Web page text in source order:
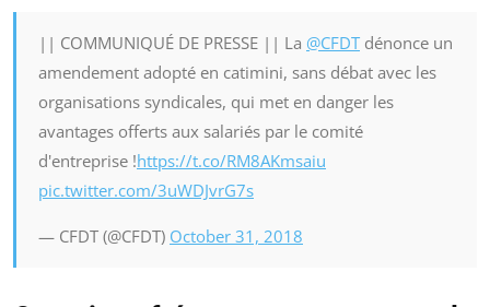
|| COMMUNIQUÉ DE PRESSE || La @CFDT dénonce un
amendement adopté en catimini, sans débat avec les
organisations syndicales, qui met en danger les
avantages offerts aux salariés par le comité
d'entreprise !https://t.co/RM8AKmsaiu
pic.twitter.com/3uWDJvrG7s
— CFDT (@CFDT) October 31, 2018